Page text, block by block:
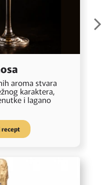
aroma stvara
karaktera,
i lagano
recept